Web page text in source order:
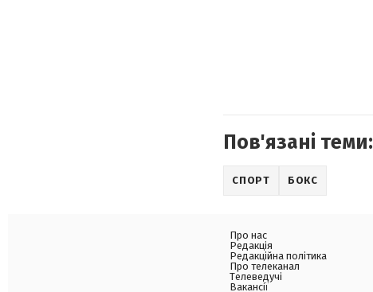
Пов'язані теми:
СПОРТ БОКС
Про нас
Редакція
Редакційна політика
Про телеканал
Телеведучі
Вакансії